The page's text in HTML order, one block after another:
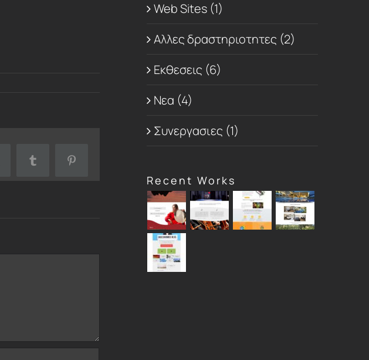
Tumblr Pinterest
Web Sites (1)
Αλλες δραστηριοτητες (2)
Εκθεσεις (6)
Νεα (4)
Συνεργασιες (1)
Recent Works